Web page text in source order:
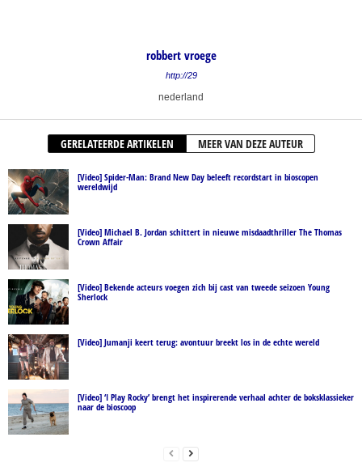
robbert vroege
http://29
nederland
GERELATEERDE ARTIKELEN MEER VAN DEZE AUTEUR
[Video] Spider-Man: Brand New Day beleeft recordstart in bioscopen
wereldwijd
[Video] Michael B. Jordan schittert in nieuwe misdaadthriller The Thomas
Crown Affair
[Video] Bekende acteurs voegen zich bij cast van tweede seizoen Young
Sherlock
[Video] Jumanji keert terug: avontuur breekt los in de echte wereld
[Video] ‘I Play Rocky’ brengt het inspirerende verhaal achter de boksklassieker
naar de bioscoop